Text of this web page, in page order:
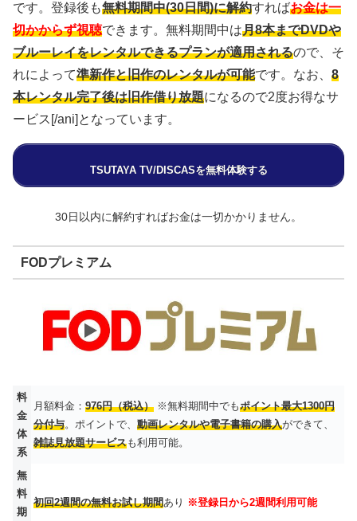
です。登録後も無料期間中(30日間)に解約すればお金は一
切かからず視聴できます。無料期間中は月8本までDVDや
ブルーレイをレンタルできるプランが適用されるので、そ
れによって準新作と旧作のレンタルが可能です。なお、 8
本レンタル完了後は旧作借り放題になるので2度お得なサ
ービス[/ani]となっています。
TSUTAYA TV/DISCASを無料体験する
30日以内に解約すればお金は一切かかりません。
FODプレミアム
料
金
体
系
月額料金： 976円（税込） ※無料期間中でもポイント最大1300円
分付与。ポイントで、 動画レンタルや電子書籍の購入ができて、
雑誌見放題サービスも利用可能。
無
料
期
初回2週間の無料お試し期間あり ※登録日から2週間利用可能